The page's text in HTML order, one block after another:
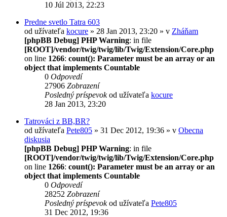
10 Júl 2013, 22:23
Predne svetlo Tatra 603
od užívateľa kocure » 28 Jan 2013, 23:20 » v Zháňam
[phpBB Debug] PHP Warning: in file
[ROOT]/vendor/twig/twig/lib/Twig/Extension/Core.php
on line 1266: count(): Parameter must be an array or an
object that implements Countable
0 Odpovedí
27906 Zobrazení
Posledný príspevokod užívateľa kocure
28 Jan 2013, 23:20
Tatrováci z BB,BR?
od užívateľa Pete805 » 31 Dec 2012, 19:36 » v Obecna
diskusia
[phpBB Debug] PHP Warning: in file
[ROOT]/vendor/twig/twig/lib/Twig/Extension/Core.php
on line 1266: count(): Parameter must be an array or an
object that implements Countable
0 Odpovedí
28252 Zobrazení
Posledný príspevokod užívateľa Pete805
31 Dec 2012, 19:36